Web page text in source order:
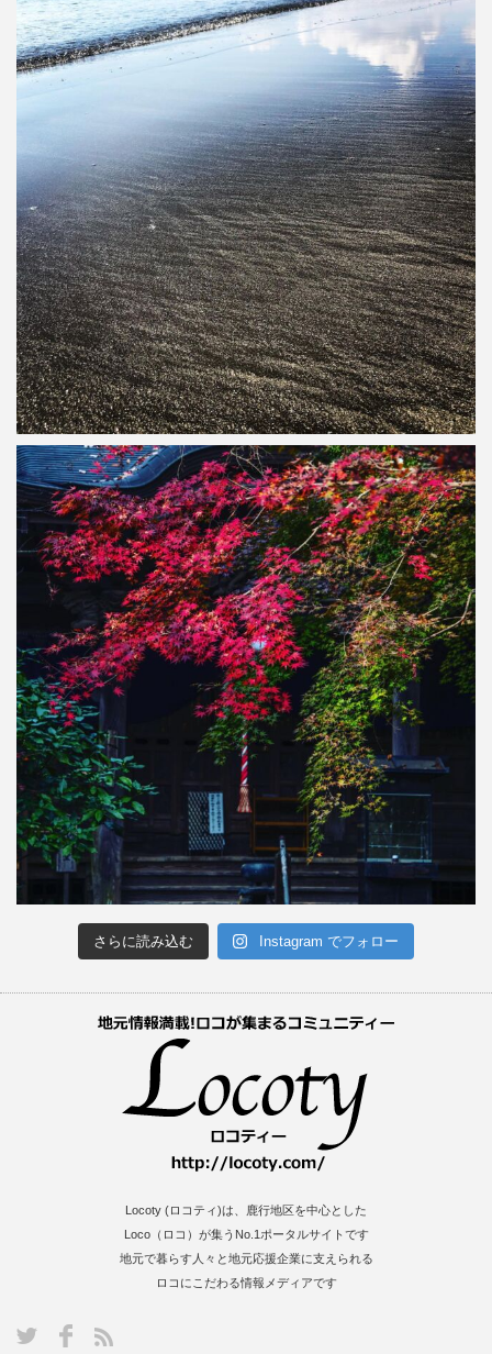
さらに読み込む Instagram でフォロー
Locoty (ロコティ)は、鹿行地区を中心とした
Loco（ロコ）が集うNo.1ポータルサイトです
地元で暮らす人々と地元応援企業に支えられる
ロコにこだわる情報メディアです